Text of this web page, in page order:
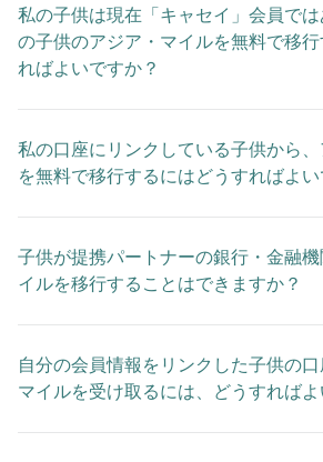
私の子供は現在「キャセイ」会員で
の子供のアジア・マイルを無料で移
ればよいですか？
私の口座にリンクしている子供から
を無料で移行するにはどうすればよい
子供が提携パートナーの銀行・金融
イルを移行することはできますか？
自分の会員情報をリンクした子供の口
マイルを受け取るには、どうすればよ